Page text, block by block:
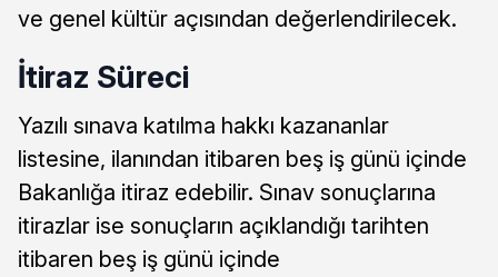
ve genel kültür açısından değerlendirilecek.
İtiraz Süreci
Yazılı sınava katılma hakkı kazananlar
listesine, ilanından itibaren beş iş günü içinde
Bakanlığa itiraz edebilir. Sınav sonuçlarına
itirazlar ise sonuçların açıklandığı tarihten
itibaren beş iş günü içinde